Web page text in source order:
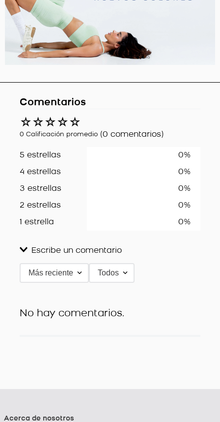
Comentarios
☆☆☆☆☆
0 Calificación promedio (0 comentarios)
5 estrellas 0%
4 estrellas 0%
3 estrellas 0%
2 estrellas 0%
1 estrella 0%
Escribe un comentario
Agregar comentario
Más reciente Todos
No hay comentarios.
Acerca de nosotros